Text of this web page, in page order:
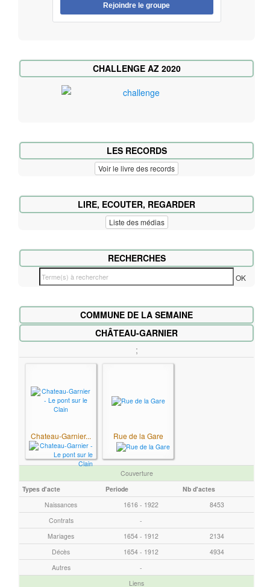
Rejoindre le groupe
CHALLENGE AZ 2020
LES RECORDS
Voir le livre des records
LIRE, ECOUTER, REGARDER
Liste des médias
RECHERCHES
T
e
r
s
à
c
h
e
c
OK
COMMUNE DE LA SEMAINE
CHÂTEAU-GARNIER
;
Chateau-Garnier... Rue de la Gare
Couverture
Types d'acte
Periode
Nb d'actes
Naissances
1616 - 1922
8453
Contrats
-
Mariages
1654 - 1912
2134
Décès
1654 - 1912
4934
Autres
-
Liens